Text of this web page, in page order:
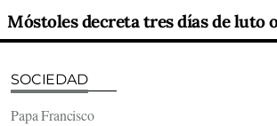
SOCIEDAD
Papa Francisco